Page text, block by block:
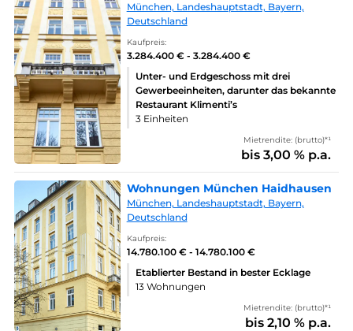
München, Landeshauptstadt, Bayern,
Deutschland
Kaufpreis:
3.284.400 € - 3.284.400 €
Unter- und Erdgeschoss mit drei
Gewerbeeinheiten, darunter das bekannte
Restaurant Klimenti’s
3 Einheiten
Mietrendite: (brutto)*¹
bis 3,00 % p.a.
Wohnungen München Haidhausen
München, Landeshauptstadt, Bayern,
Deutschland
Kaufpreis:
14.780.100 € - 14.780.100 €
Etablierter Bestand in bester Ecklage
13 Wohnungen
Mietrendite: (brutto)*¹
bis 2,10 % p.a.